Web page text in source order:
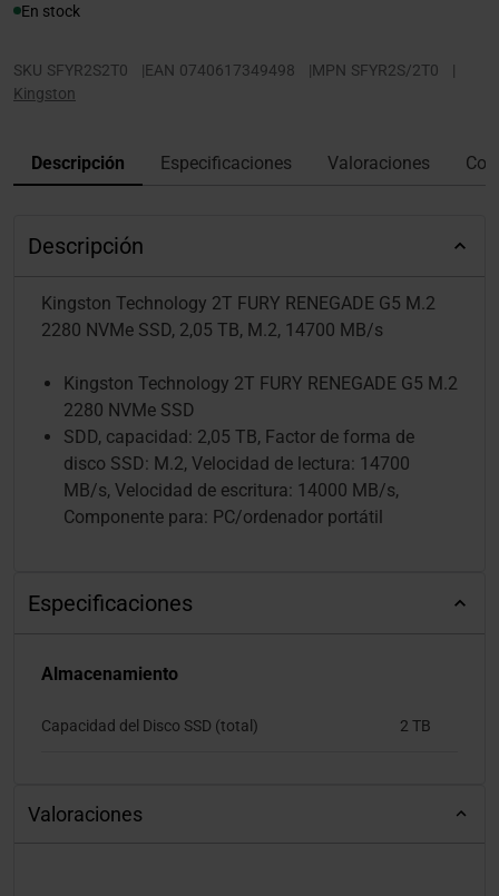
En stock
SKU SFYR2S2T0 |EAN 0740617349498 |MPN SFYR2S/2T0
|
Kingston
Descripción Especificaciones Valoraciones
Descripción
Kingston Technology 2T FURY RENEGADE G5 M.2
2280 NVMe SSD, 2,05 TB, M.2, 14700 MB/s
Kingston Technology 2T FURY RENEGADE G5 M.2
2280 NVMe SSD
SDD, capacidad: 2,05 TB, Factor de forma de
disco SSD: M.2, Velocidad de lectura: 14700
MB/s, Velocidad de escritura: 14000 MB/s,
Componente para: PC/ordenador portátil
Especificaciones
Almacenamiento
Capacidad del Disco SSD (total) 2 TB
Valoraciones